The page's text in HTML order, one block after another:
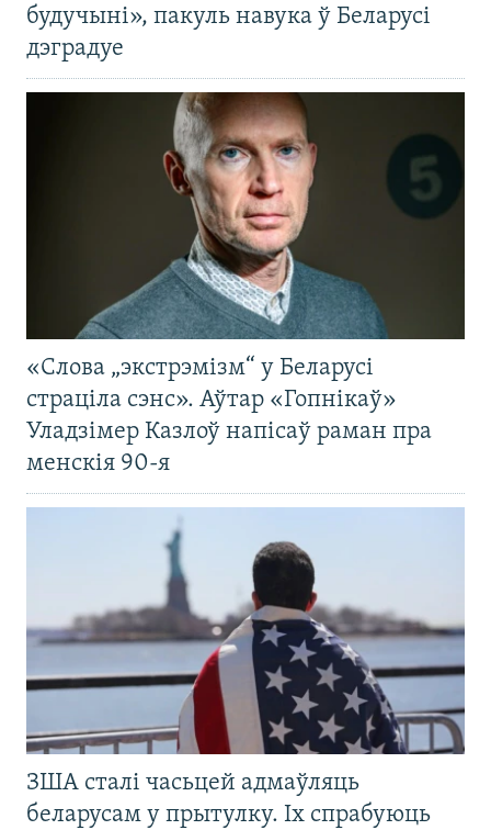
будучыні», пакуль навука ў Беларусі
дэградуе
«Слова „экстрэмізм“ у Беларусі
страціла сэнс». Аўтар «Гопнікаў»
Уладзімер Казлоў напісаў раман пра
менскія 90-я
ЗША сталі часьцей адмаўляць
беларусам у прытулку. Іх спрабуюць